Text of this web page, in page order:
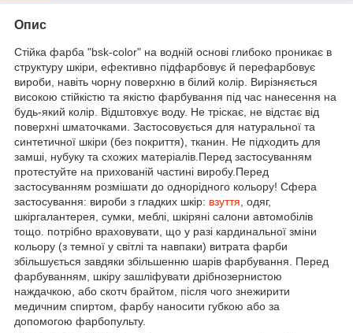
Опис
Стійка фарба "bsk-color" на водній основі глибоко проникає в
структуру шкіри, ефективно підфарбовує й перефарбовує
вироби, навіть чорну поверхню в білий колір. Вирізняється
високою стійкістю та якістю фарбування під час нанесення на
будь-який колір. Відштовхує воду. Не тріскає, не відстає від
поверхні шматочками. Застосовується для натуральної та
синтетичної шкіри (без покриття), тканин. Не підходить для
замші, нубуку та схожих матеріалів.Перед застосуванням
протестуйте на прихованій частині виробу.Перед
застосуванням розмішати до однорідного кольору! Сфера
застосування: вироби з гладких шкір: взуття , одяг,
шкіргалантерея, сумки, меблі, шкіряні салони автомобілів
тощо. потрібно враховувати, що у разі кардинальної зміни
кольору (з темної у світлі та навпаки) витрата фарби
збільшується завдяки збільшенню шарів фарбування. Перед
фарбуванням, шкіру зашліфувати дрібнозернистою
наждачкою, або скотч брайтом, після чого знежирити
медичним спиртом, фарбу наносити губкою або за
допомогою фарбопульту.